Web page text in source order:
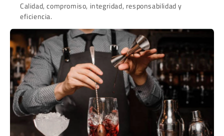
Calidad, compromiso, integridad, responsabilidad y
eficiencia.